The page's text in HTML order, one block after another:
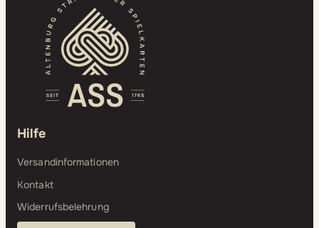
Hilfe
Versandinformationen
Kontakt
Widerrufsbelehrung